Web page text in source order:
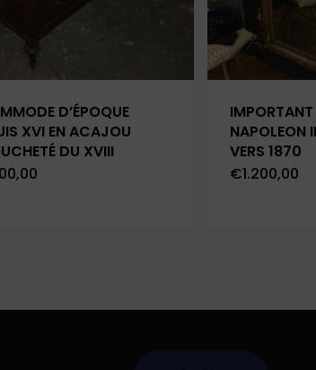
D’ÉPOQUE
XVI EN ACAJOU
DU XVIII
NAPOLEON
VERS 1870
€1.200,00